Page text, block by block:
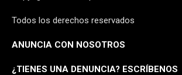
Todos los derechos reservados
ANUNCIA CON NOSOTROS
¿TIENES UNA DENUNCIA? ESCRÍBENOS